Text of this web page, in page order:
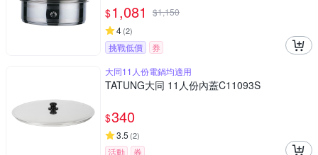
$1,081 $1,150
4(2)
挑戰低價
券
大同11人份電鍋均適用
TATUNG大同 11人份內蓋C11093S
$340
3.5 (2)
活動 券